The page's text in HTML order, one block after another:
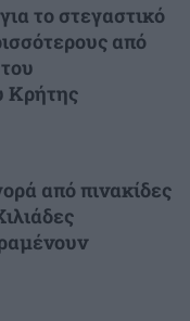
το στεγαστικό
από
Κρήτης
από πινακίδες